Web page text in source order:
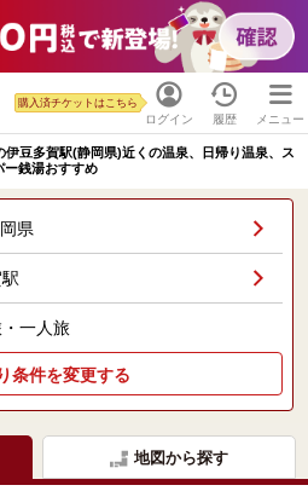
ログイン
購入済チケットはこちら
履歴 メニュー
伊豆多賀駅(静岡県)近くの温泉、日帰り温泉、ス
ー銭湯おすすめ
県
一人旅
条件を変更する
地図から探す